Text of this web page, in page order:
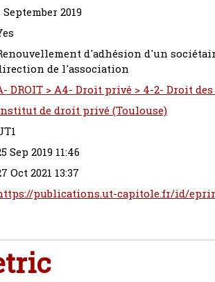
September 2019
d'adhésion d'un
de l'association
DROIT > A4- Droit privé > 4-2- Droit
de droit privé (Toulouse)
Sep 2019 11:46
Oct 2021 13:37
publications.ut-capitole.fr/id/